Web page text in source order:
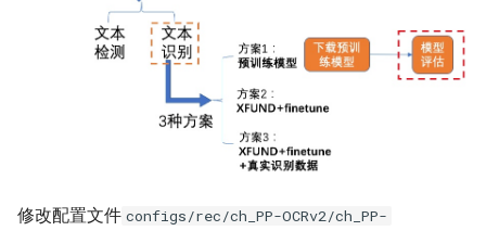
修改配置文件 configs/rec/ch_PP-OCRv2/ch_PP-